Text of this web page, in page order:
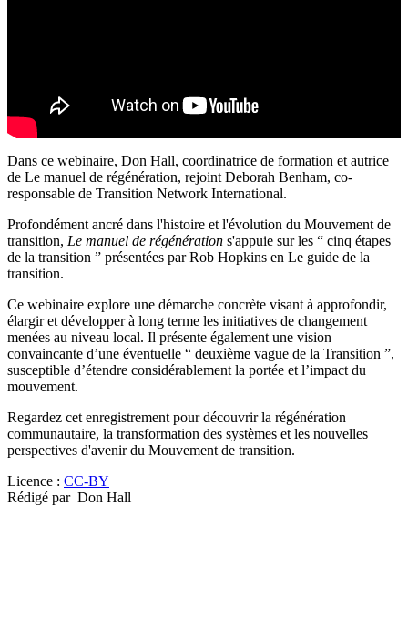
Dans ce webinaire, Don Hall, coordinatrice de formation et autrice
de Le manuel de régénération, rejoint Deborah Benham, co-
responsable de Transition Network International.
Profondément ancré dans l'histoire et l'évolution du Mouvement de
transition, Le manuel de régénération s'appuie sur les “ cinq étapes
de la transition ” présentées parRob Hopkins en Le guide de la
transition.
Ce webinaire explore une démarche concrète visant à approfondir,
élargir et développer à long terme les initiatives de changement
menées au niveau local. Il présente également une vision
convaincante d’une éventuelle “ deuxième vague de la Transition ”,
susceptible d’étendre considérablement la portée et l’impact du
mouvement.
Regardez cet enregistrement pour découvrir la régénération
communautaire, la transformation des systèmes et les nouvelles
perspectives d'avenir du Mouvement de transition.
Licence : CC-BY
Rédigé par Don Hall